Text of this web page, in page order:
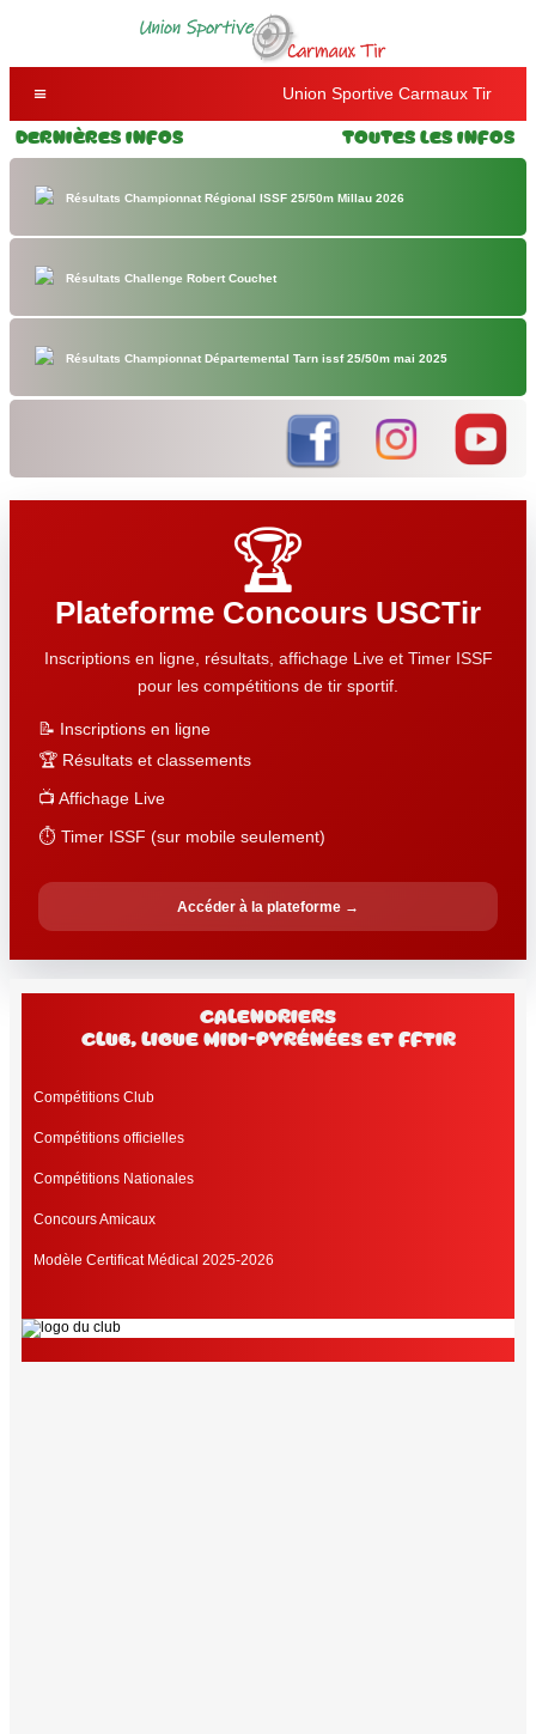
Union Sportive Carmaux Tir
Dernières Infos Toutes les Infos
Résultats Championnat Régional ISSF 25/50m Millau 2026
Résultats Challenge Robert Couchet
Résultats Championnat Départemental Tarn issf 25/50m mai 2025
🏆
Plateforme Concours USCTir
Inscriptions en ligne, résultats, affichage Live et Timer ISSF
pour les compétitions de tir sportif.
📝 Inscriptions en ligne
🏆 Résultats et classements
📺 Affichage Live
⏱️ Timer ISSF (sur mobile seulement)
Accéder à la plateforme →
Calendriers
club, Ligue Midi-Pyrénées et FFtir
Compétitions Club
Compétitions officielles
Compétitions Nationales
Concours Amicaux
Modèle Certificat Médical 2025-2026